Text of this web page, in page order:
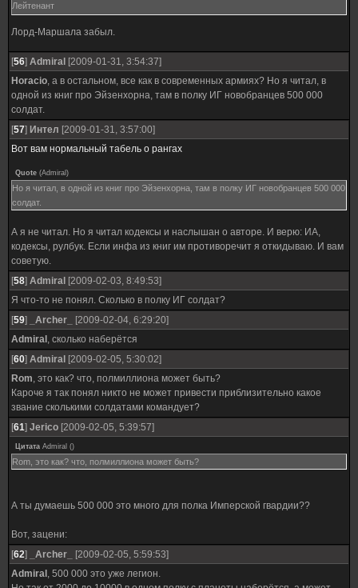
Лейтенант
Капрал
Лорд-Маршала забыл.
[56] Admiral [2009-01-31, 3:54:37]
Horacio, а в остальном, все как в современных армиях? Но я читал, в
одной из книг про Эйзенхорна, там в полку ИГ новобранцев 500 000
солдат.
[57] Интел [2009-01-31, 3:57:00]
Вот вам нормальный табель о рангах
Quote (Admiral )
Но я читал, в одной из книг про Эйзенхорна, там в полку ИГ новобранцев 500 000
солдат.
А я не читал. Но я читал кодексы и наслышан о авторе. И верю: ИА,
кодексы, рулбук. Если инфа из книг им противоречит я откидываю. И вам
советую.
[58] Admiral [2009-02-03, 8:49:53]
Я что-то не понял. Сколько в полку ИГ солдат?
[59] _Archer_
[2009-02-04, 6:29:20]
Admiral , сколько наберётся
[60] Admiral [2009-02-05, 5:30:02]
Rom, это как? что, полмиллиона может быть?
Кароче я так понял никто не может привести приблизительно какое
звание сколькими солдатами командует?
[61] Jerico [2009-02-05, 5:39:57]
Цитата Admiral ()
Rom, это как? что, полмиллиона может быть?
А ты думаешь 500 000 это много для полка Имперской гвардии??
Вот, зацени:
[62] _Archer_
[2009-02-05, 5:59:53]
Admiral , 500 000 это уже легион.